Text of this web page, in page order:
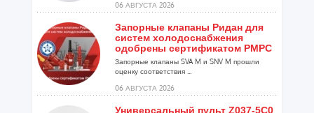
06 АВГУСТА 2026
Запорные клапаны Ридан для
систем холодоснабжения
одобрены сертификатом РМРС
Запорные клапаны SVA M и SNV M прошли
оценку соответствия ...
06 АВГУСТА 2026
Универсальный пульт Z037-5C0